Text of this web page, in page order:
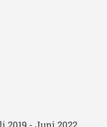
2019 - Juni 2022